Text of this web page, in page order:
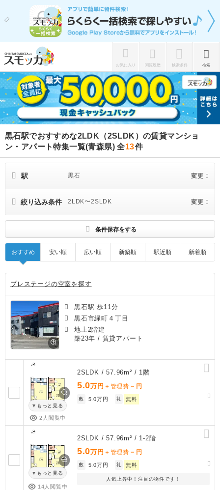
お気に入り 閲覧履歴 検索条件 検索
黒石駅でおすすめな2LDK（2SLDK）の賃貸マンショ
ン・アパート特集一覧(青森県)全13件
駅 黒石 変更
絞り込み条件 2LDK〜2SLDK 変更
条件保存をする
おすすめ 安い順 広い順 新築順 駅近順 新着順
プレステージの空室を探す
黒石駅 歩11分
黒石市緑町４丁目
地上2階建
築23年 / 賃貸アパート
もっと見る
2人閲覧中
2SLDK / 57.96m² / 1階
5.0万円 ＋管理費 － 円
敷 5.0万円 礼 無料
もっと見る
14人閲覧中
2SLDK / 57.96m² / 1-2階
5.0万円 ＋管理費 － 円
敷 5.0万円 礼 無料
人気上昇中！注目の物件です！